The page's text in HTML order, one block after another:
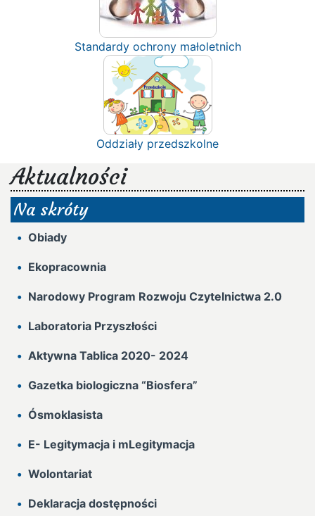
Standardy ochrony małoletnich
Oddziały przedszkolne
Aktualności
Na skróty
Obiady
Ekopracownia
Narodowy Program Rozwoju Czytelnictwa 2.0
Laboratoria Przyszłości
Aktywna Tablica 2020- 2024
Gazetka biologiczna “Biosfera”
Ósmoklasista
E- Legitymacja i mLegitymacja
Wolontariat
Deklaracja dostępności